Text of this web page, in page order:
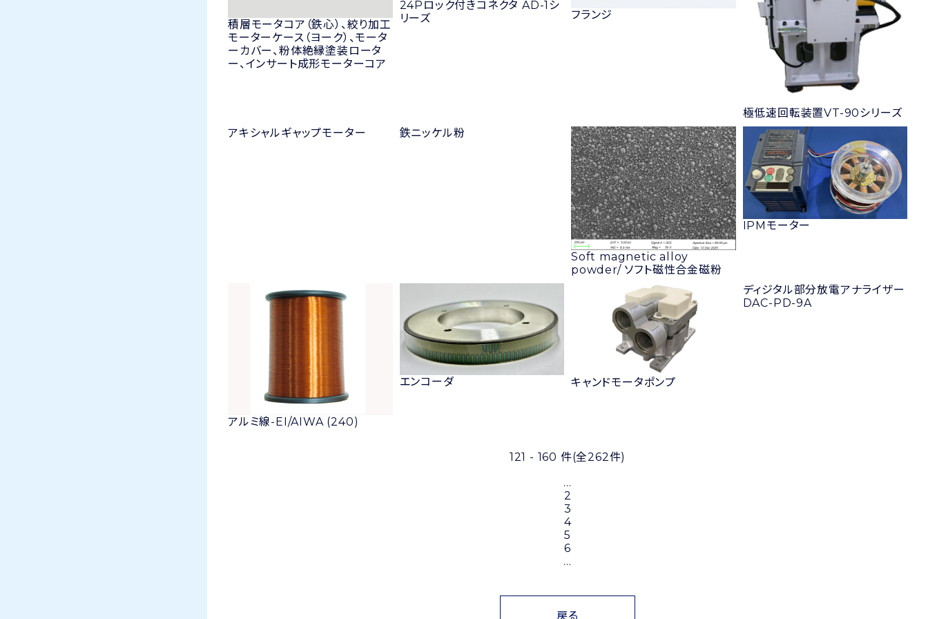
積層モータコア（鉄心）、絞り加工
モーターケース（ヨーク）、モータ
ーカバー、粉体絶縁塗装ロータ
ー、インサート成形モーターコア
24Pロック付きコネクタ AD-1シ
リーズ
フランジ
極低速回転装置VT-90シリーズ
アキシャルギャップモーター
鉄ニッケル粉
Soft magnetic alloy
powder/ ソフト磁性合金磁粉
IPMモーター
アルミ線-EI/AIWA (240)
エンコーダ キャンドモータポンプ
ディジタル部分放電アナライザー
DAC-PD-9A
121 - 160 件(全262件)
...
2
3
4
5
6
...
戻る